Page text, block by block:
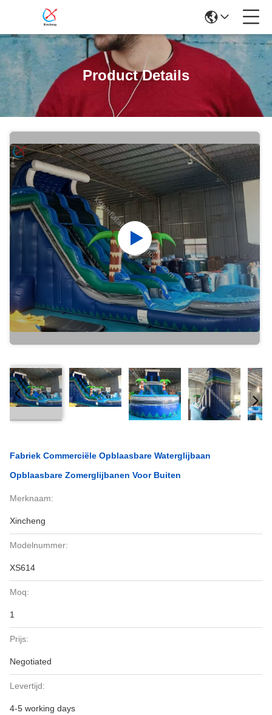
Product Details
Fabriek Commerciële Opblaasbare Waterglijbaan
Opblaasbare Zomerglijbanen Voor Buiten
Merknaam:
Xincheng
Modelnummer:
XS614
Moq:
1
Prijs:
Negotiated
Levertijd:
4-5 working days